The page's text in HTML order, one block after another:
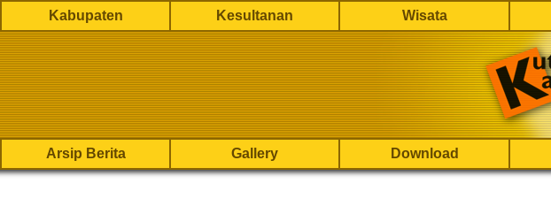
Kabupaten Kesultanan Wisata
Arsip Berita Gallery Download